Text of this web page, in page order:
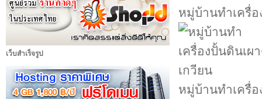
เว็บสำเร็จรูป
หมู่บ้านทำเครื่อ
หมู่บ้านทำเครื่อ